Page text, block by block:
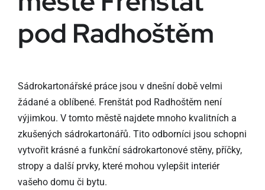
pod Radhoštěm
Sádrokartonářské práce jsou v dnešní době velmi
žádané a oblíbené. Frenštát pod Radhoštěm není
výjimkou. V tomto městě najdete mnoho kvalitních a
zkušených sádrokartonářů. Tito odborníci jsou schopni
vytvořit krásné a funkční sádrokartonové stěny, příčky,
stropy a další prvky, které mohou vylepšit interiér
vašeho domu či bytu.